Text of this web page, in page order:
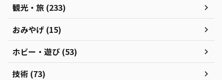
観光・旅 (233)
おみやげ (15)
ホビー・遊び (53)
技術 (73)